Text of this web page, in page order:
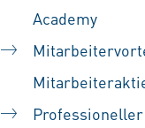
Academy